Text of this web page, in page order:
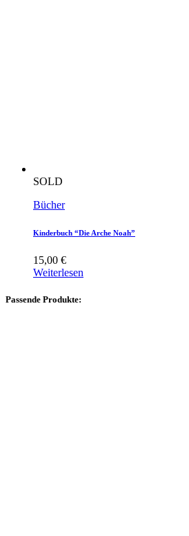
SOLD
Bücher
Kinderbuch “Die Arche Noah”
15,00 €
Weiterlesen
Passende Produkte: